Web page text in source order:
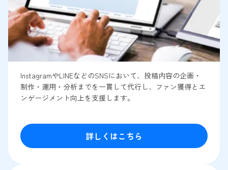
InstagramやLINEなどのSNSにおいて、投稿内容の企画・
制作・運用・分析までを一貫して代行し、ファン獲得とエ
ンゲージメント向上を支援します。
詳しくはこちら